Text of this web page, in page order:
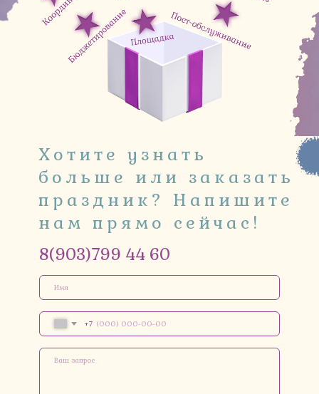
Хотите узнать
больше или заказать
праздник? Напишите
нам прямо сейчас!
+7
8(903)799 44 60